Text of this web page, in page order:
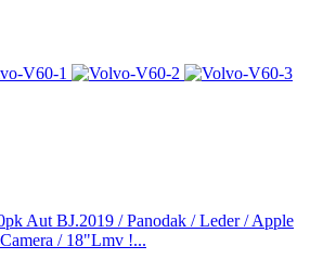
Aut BJ.2019 / Panodak / Leder / Apple
/ 18"Lmv !...